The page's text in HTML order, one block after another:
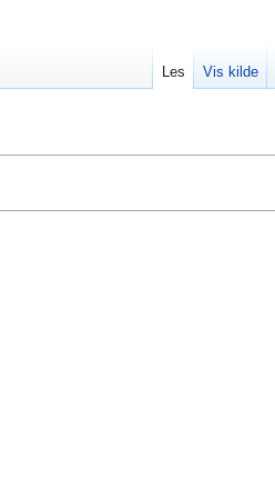
Les Vis kilde